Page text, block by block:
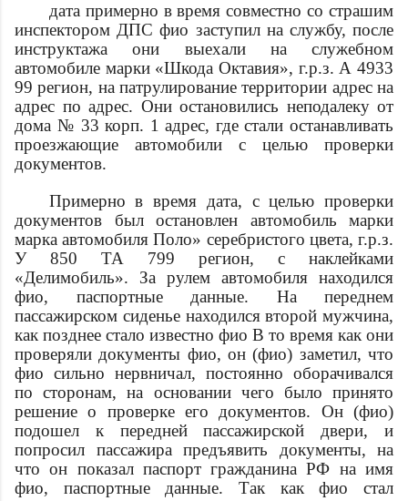
дата примерно ввремя совместно со страшим
инспектором ДПСфио заступил на службу, после
инструктажа они выехали на служебном
автомобиле марки «Шкода Октавия», г.р.з. А 4933
99 регион, на патрулирование территории адресна
адрес по адрес. Они остановились неподалеку от
дома № 33 корп. 1адрес, где стали останавливать
проезжающие автомобили с целью проверки
документов.
Примерно ввремя дата, с целью проверки
документов был остановлен автомобиль марки
марка автомобиля Поло» серебристого цвета, г.р.з.
У 850 ТА 799 регион, с наклейками
«Делимобиль». За рулем автомобиля находился
фио, паспортные данные. На переднем
пассажирском сиденье находился второй мужчина,
как позднее стало известно фио В то время как они
проверяли документы фио, он (фио) заметил, что
фио сильно нервничал, постоянно оборачивался
по сторонам, на основании чего было принято
решение о проверке его документов. Он (фио)
подошел к передней пассажирской двери, и
попросил пассажира предъявить документы, на
что он показал паспорт гражданина РФ на имя
фио, паспортные данные. Так какфио стал